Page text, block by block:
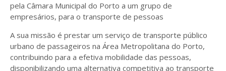
pela Câmara Municipal do Porto a um grupo de
empresários, para o transporte de pessoas
A sua missão é prestar um serviço de transporte público
urbano de passageiros na Área Metropolitana do Porto,
contribuindo para a efetiva mobilidade das pessoas,
disponibilizando uma alternativa competitiva ao transporte